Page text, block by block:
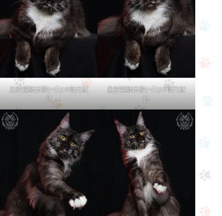
黑煙燻緬因貓(+白)10個月紀
錄
黑煙燻緬因貓(+白)10個月紀
錄